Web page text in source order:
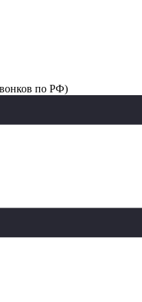
по РФ)